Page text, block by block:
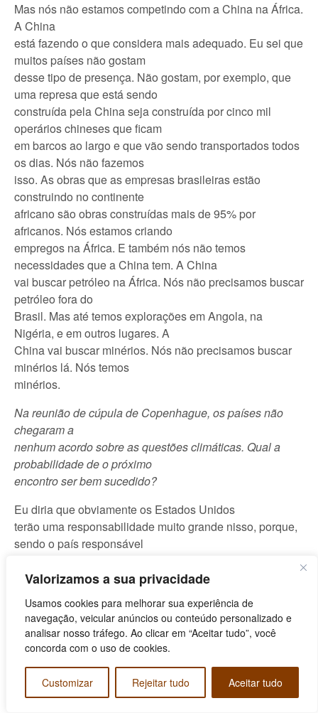
Valorizamos a sua privacidade
Usamos cookies para melhorar sua experiência de
navegação, veicular anúncios ou conteúdo personalizado e
analisar nosso tráfego. Ao clicar em “Aceitar tudo”, você
concorda com o uso de cookies.
Customizar Rejeitar tudo Aceitar tudo
Mas nós não estamos competindo com a China na África.
A China
está fazendo o que considera mais adequado. Eu sei que
muitos países não gostam
desse tipo de presença. Não gostam, por exemplo, que
uma represa que está sendo
construída pela China seja construída por cinco mil
operários chineses que ficam
em barcos ao largo e que vão sendo transportados todos
os dias. Nós não fazemos
isso. As obras que as empresas brasileiras estão
construindo no continente
africano são obras construídas mais de 95% por
africanos. Nós estamos criando
empregos na África. E também nós não temos
necessidades que a China tem. A China
vai buscar petróleo na África. Nós não precisamos buscar
petróleo fora do
Brasil. Mas até temos explorações em Angola, na
Nigéria, e em outros lugares. A
China vai buscar minérios. Nós não precisamos buscar
minérios lá. Nós temos
minérios.
Na reunião de cúpula de Copenhague, os países não
chegaram a
nenhum acordo sobre as questões climáticas. Qual a
probabilidade de o próximo
encontro ser bem sucedido?
Eu diria que obviamente os Estados Unidos
terão uma responsabilidade muito grande nisso, porque,
sendo o país responsável
metas concretas. As metas
ridículas. Elas tiveram
reflexo também no próprio comportamento da União
Europeia, como já mencionei. A
União Europeia tinha metas mais ambiciosas, mas como
viu que os Estados Unidos
estavam na retranca, de certa maneira diminuiu as metas